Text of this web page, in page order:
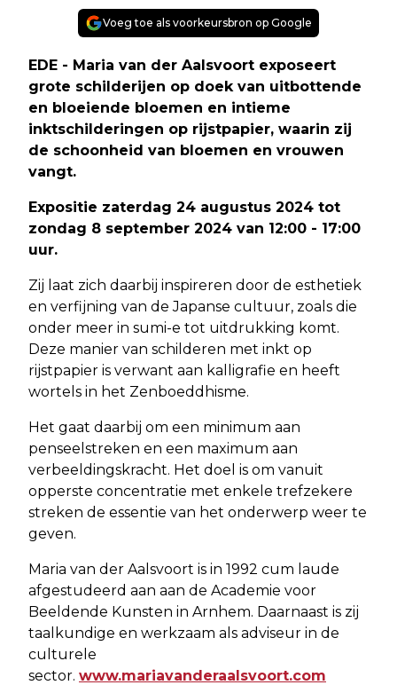
Voeg toe als voorkeursbron op Google
EDE - Maria van der Aalsvoort exposeert
grote schilderijen op doek van uitbottende
en bloeiende bloemen en intieme
inktschilderingen op rijstpapier, waarin zij
de schoonheid van bloemen en vrouwen
vangt.
Expositie zaterdag 24 augustus 2024 tot
zondag 8 september 2024 van 12:00 - 17:00
uur.
Zij laat zich daarbij inspireren door de esthetiek
en verfijning van de Japanse cultuur, zoals die
onder meer in sumi-e tot uitdrukking komt.
Deze manier van schilderen met inkt op
rijstpapier is verwant aan kalligrafie en heeft
wortels in het Zenboeddhisme.
Het gaat daarbij om een minimum aan
penseelstreken en een maximum aan
verbeeldingskracht. Het doel is om vanuit
opperste concentratie met enkele trefzekere
streken de essentie van het onderwerp weer te
geven.
Maria van der Aalsvoort is in 1992 cum laude
afgestudeerd aan aan de Academie voor
Beeldende Kunsten in Arnhem. Daarnaast is zij
taalkundige en werkzaam als adviseur in de
culturele
sector. www.mariavanderaalsvoort.com